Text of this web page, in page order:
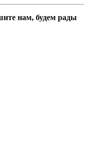
нам, будем рады